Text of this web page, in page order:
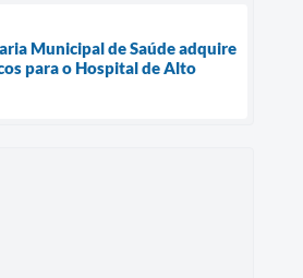
Municipal de Saúde adquire
para o Hospital de Alto